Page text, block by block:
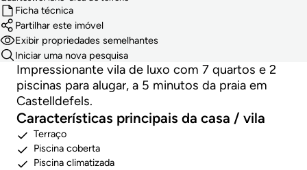
Ficha técnica
Partilhar este imóvel
Exibir propriedades semelhantes
Iniciar uma nova pesquisa
Impressionante vila de luxo com 7 quartos e 2
piscinas para alugar, a 5 minutos da praia em
Castelldefels.
Características principais da casa / vila
Terraço
Piscina coberta
Piscina climatizada